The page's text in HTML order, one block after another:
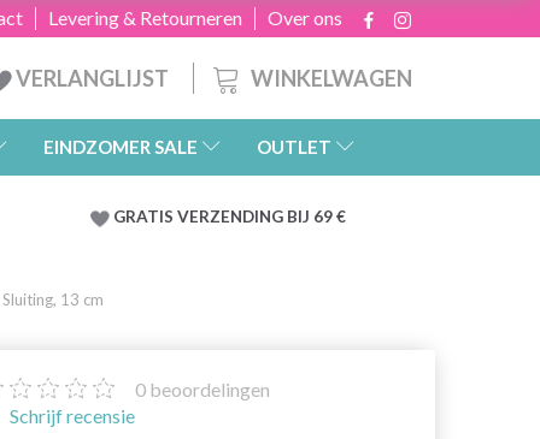
Over ons
Levering & Retourneren
WINKELWAGEN
VERLANGLIJST
EINDZOMER SALE OUTLET
GRATIS VERZENDING BIJ 69 €
13 cm
0 beoordelingen
Schrijf recensie